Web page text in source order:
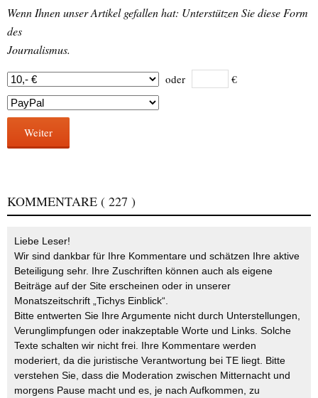
Wenn Ihnen unser Artikel gefallen hat: Unterstützen Sie diese Form
des
Journalismus.
oder €
Weiter
KOMMENTARE ( 227 )
Liebe Leser!
Wir sind dankbar für Ihre Kommentare und schätzen Ihre aktive
Beteiligung sehr. Ihre Zuschriften können auch als eigene
Beiträge auf der Site erscheinen oder in unserer
Monatszeitschrift „Tichys Einblick“.
Bitte entwerten Sie Ihre Argumente nicht durch Unterstellungen,
Verunglimpfungen oder inakzeptable Worte und Links. Solche
Texte schalten wir nicht frei. Ihre Kommentare werden
moderiert, da die juristische Verantwortung bei TE liegt. Bitte
verstehen Sie, dass die Moderation zwischen Mitternacht und
morgens Pause macht und es, je nach Aufkommen, zu